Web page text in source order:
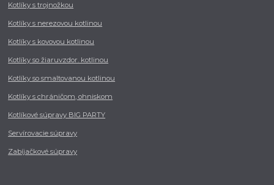
Kotlíky s trojnožkou
Kotlíky s nerezovou kotlinou
Kotlíky s kovovou kotlinou
Kotlíky so žiaruvzdor. kotlinou
Kotlíky so smaltovanou kotlinou
Kotlíky s chráničom, ohniskom
Kotlíkové súpravy BIG PARTY
Servírovacie súpravy
Zabíjačkové súpravy